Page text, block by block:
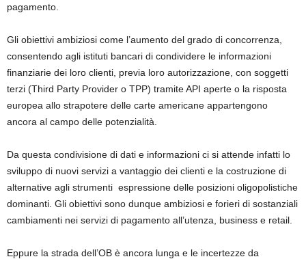
pagamento.
Gli obiettivi ambiziosi come l’aumento del grado di concorrenza,
consentendo agli istituti bancari di condividere le informazioni
finanziarie dei loro clienti, previa loro autorizzazione, con soggetti
terzi (Third Party Provider o TPP) tramite API aperte o la risposta
europea allo strapotere delle carte americane appartengono
ancora al campo delle potenzialità.
Da questa condivisione di dati e informazioni ci si attende infatti lo
sviluppo di nuovi servizi a vantaggio dei clienti e la costruzione di
alternative agli strumenti espressione delle posizioni oligopolistiche
dominanti. Gli obiettivi sono dunque ambiziosi e forieri di sostanziali
cambiamenti nei servizi di pagamento all’utenza, business e retail.
Eppure la strada dell’OB è ancora lunga e le incertezze da